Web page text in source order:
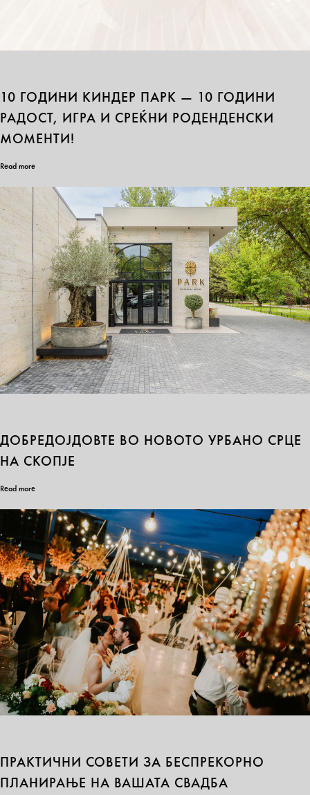
10 ГОДИНИ КИНДЕР ПАРК — 10 ГОДИНИ
РАДОСТ, ИГРА И СРЕЌНИ РОДЕНДЕНСКИ
МОМЕНТИ!
Read more
ДОБРЕДОЈДОВТЕ ВО НОВОТО УРБАНО СРЦЕ
НА СКОПЈЕ
Read more
ПРАКТИЧНИ СОВЕТИ ЗА БЕСПРЕКОРНО
ПЛАНИРАЊЕ НА ВАШАТА СВАДБА